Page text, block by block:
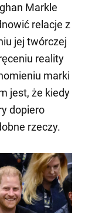
Markle
relacje z
jej twórczej
reality
marki
jest, że kiedy
dopiero
rzeczy.